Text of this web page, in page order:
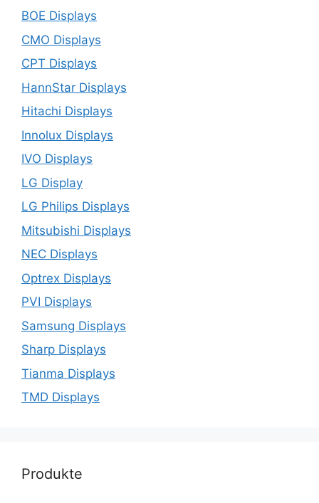
BOE Displays
CMO Displays
CPT Displays
HannStar Displays
Hitachi Displays
Innolux Displays
IVO Displays
LG Display
LG Philips Displays
Mitsubishi Displays
NEC Displays
Optrex Displays
PVI Displays
Samsung Displays
Sharp Displays
Tianma Displays
TMD Displays
Produkte